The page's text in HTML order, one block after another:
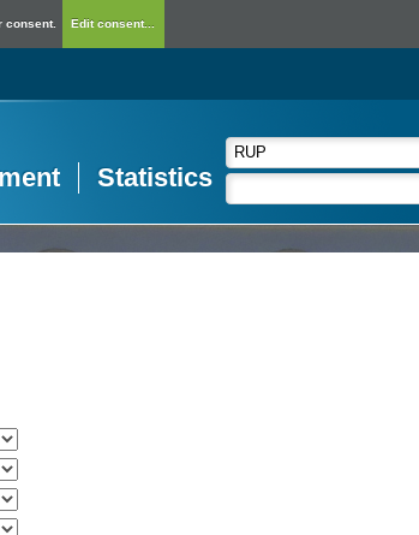
consent. Edit consent...
Statistics